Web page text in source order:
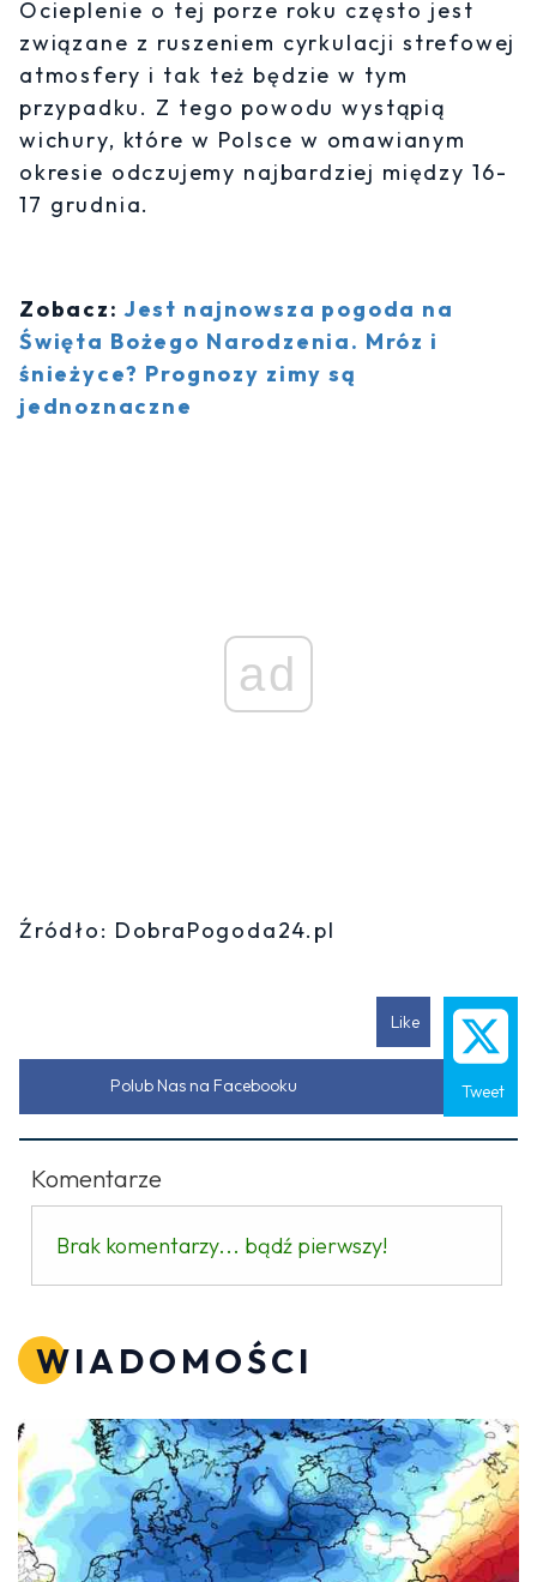
Ocieplenie o tej porze roku często jest
związane z ruszeniem cyrkulacji strefowej
atmosfery i tak też będzie w tym
przypadku. Z tego powodu wystąpią
wichury, które w Polsce w omawianym
okresie odczujemy najbardziej między 16-
17 grudnia.
Zobacz: Jest najnowsza pogoda na
Święta Bożego Narodzenia. Mróz i
śnieżyce? Prognozy zimy są
jednoznaczne
ad
Źródło: DobraPogoda24.pl
Like
Tweet
Polub Nas na Facebooku
Komentarze
Brak komentarzy... bądź pierwszy!
WIADOMOŚCI